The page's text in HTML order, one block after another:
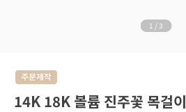
1 / 3
14K 18K 볼륨 진주꽃 목걸이